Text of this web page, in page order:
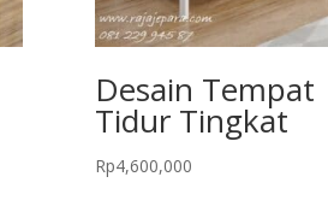
Desain Tempat
Tidur Tingkat
Rp4,600,000